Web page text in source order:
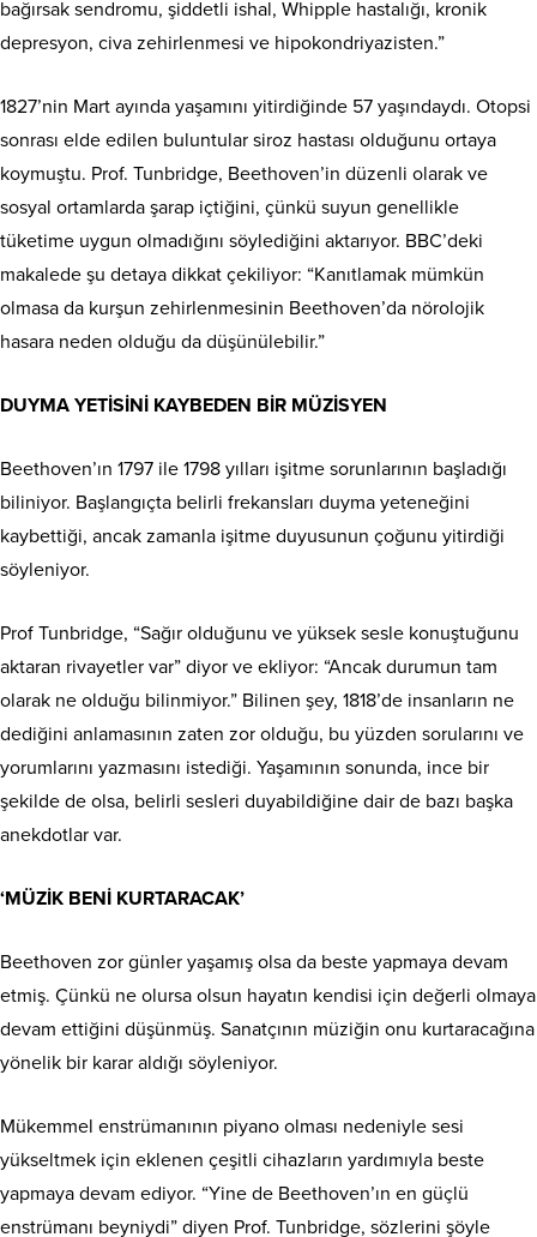
bağırsak sendromu, şiddetli ishal, Whipple hastalığı, kronik
depresyon, civa zehirlenmesi ve hipokondriyazisten.”
1827’nin Mart ayında yaşamını yitirdiğinde 57 yaşındaydı. Otopsi
sonrası elde edilen buluntular siroz hastası olduğunu ortaya
koymuştu. Prof. Tunbridge, Beethoven’in düzenli olarak ve
sosyal ortamlarda şarap içtiğini, çünkü suyun genellikle
tüketime uygun olmadığını söylediğini aktarıyor. BBC’deki
makalede şu detaya dikkat çekiliyor: “Kanıtlamak mümkün
olmasa da kurşun zehirlenmesinin Beethoven’da nörolojik
hasara neden olduğu da düşünülebilir.”
DUYMA YETİSİNİ KAYBEDEN BİR MÜZİSYEN
Beethoven’ın 1797 ile 1798 yılları işitme sorunlarının başladığı
biliniyor. Başlangıçta belirli frekansları duyma yeteneğini
kaybettiği, ancak zamanla işitme duyusunun çoğunu yitirdiği
söyleniyor.
Prof Tunbridge, “Sağır olduğunu ve yüksek sesle konuştuğunu
aktaran rivayetler var” diyor ve ekliyor: “Ancak durumun tam
olarak ne olduğu bilinmiyor.” Bilinen şey, 1818’de insanların ne
dediğini anlamasının zaten zor olduğu, bu yüzden sorularını ve
yorumlarını yazmasını istediği. Yaşamının sonunda, ince bir
şekilde de olsa, belirli sesleri duyabildiğine dair de bazı başka
anekdotlar var.
‘MÜZİK BENİ KURTARACAK’
Beethoven zor günler yaşamış olsa da beste yapmaya devam
etmiş. Çünkü ne olursa olsun hayatın kendisi için değerli olmaya
devam ettiğini düşünmüş. Sanatçının müziğin onu kurtaracağına
yönelik bir karar aldığı söyleniyor.
Mükemmel enstrümanının piyano olması nedeniyle sesi
yükseltmek için eklenen çeşitli cihazların yardımıyla beste
yapmaya devam ediyor. “Yine de Beethoven’ın en güçlü
enstrümanı beyniydi” diyen Prof. Tunbridge, sözlerini şöyle